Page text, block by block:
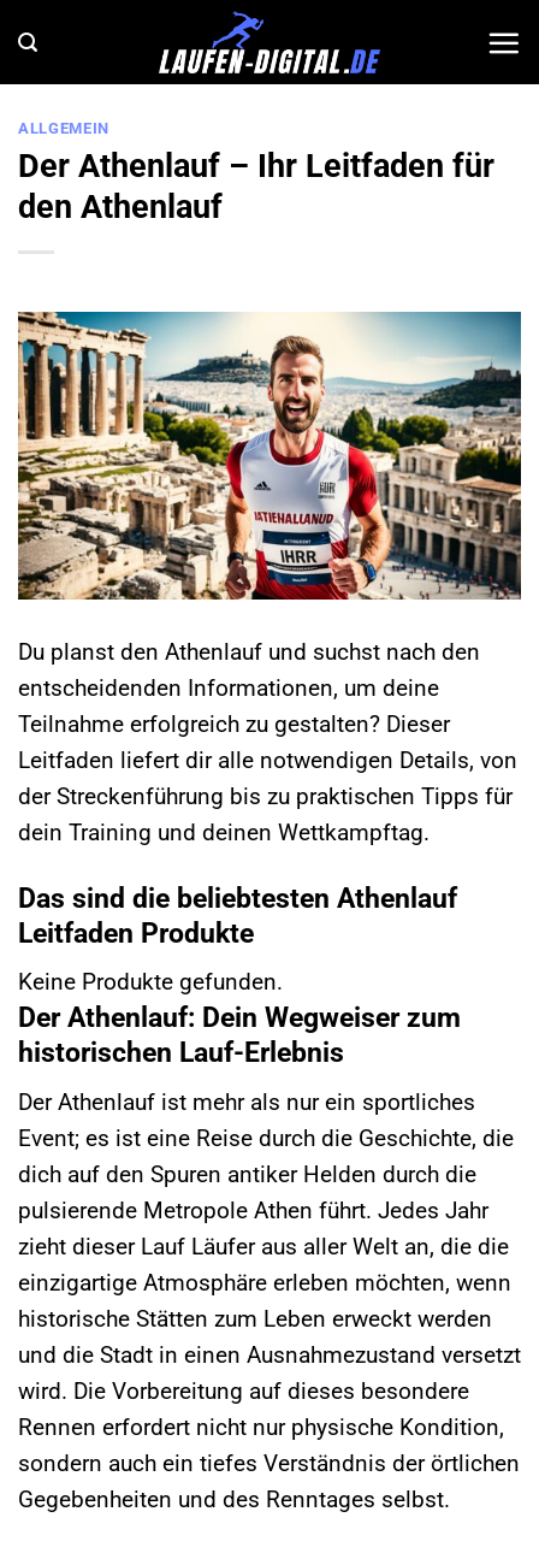
Inhalt
springen
ALLGEMEIN
Der Athenlauf – Ihr Leitfaden für
den Athenlauf
Du planst den Athenlauf und suchst nach den
entscheidenden Informationen, um deine
Teilnahme erfolgreich zu gestalten? Dieser
Leitfaden liefert dir alle notwendigen Details, von
der Streckenführung bis zu praktischen Tipps für
dein Training und deinen Wettkampftag.
Das sind die beliebtesten Athenlauf
Leitfaden Produkte
Keine Produkte gefunden.
Der Athenlauf: Dein Wegweiser zum
historischen Lauf-Erlebnis
Der Athenlauf ist mehr als nur ein sportliches
Event; es ist eine Reise durch die Geschichte, die
dich auf den Spuren antiker Helden durch die
pulsierende Metropole Athen führt. Jedes Jahr
zieht dieser Lauf Läufer aus aller Welt an, die die
einzigartige Atmosphäre erleben möchten, wenn
historische Stätten zum Leben erweckt werden
und die Stadt in einen Ausnahmezustand versetzt
wird. Die Vorbereitung auf dieses besondere
Rennen erfordert nicht nur physische Kondition,
sondern auch ein tiefes Verständnis der örtlichen
Gegebenheiten und des Renntages selbst.